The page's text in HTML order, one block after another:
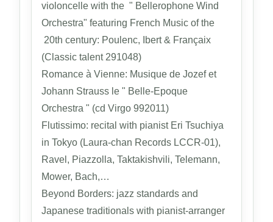
violoncelle with the " Bellerophone Wind
Orchestra" featuring French Music of the
20th century: Poulenc, Ibert & Françaix
(Classic talent 291048)
Romance à Vienne: Musique de Jozef et
Johann Strauss le " Belle-Epoque
Orchestra " (cd Virgo 992011)
Flutissimo: recital with pianist Eri Tsuchiya
in Tokyo (Laura-chan Records LCCR-01),
Ravel, Piazzolla, Taktakishvili, Telemann,
Mower, Bach,…
Beyond Borders: jazz standards and
Japanese traditionals with pianist-arranger